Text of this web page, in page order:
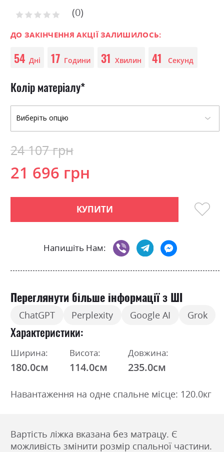
the
of
images
gallery
Рейтинг: 0
ДО ЗАКІНЧЕННЯ АКЦІЇ ЗАЛИШИЛОСЬ:
54 Дні 17 Години 31 Хвилин 40 Секунд
Колір матеріалу
21 696 грн
24 107 грн
КУПИТИ
Напишіть Нам:
Переглянути більше інформації з ШІ
ChatGPT Perplexity Google AI Grok
Характеристики
Ширина:
180.0см
Висота:
114.0см
Довжина:
235.0см
Навантаження на одне спальне місце: 120.0кг
Вартість ліжка вказана без матрацу. Є
можливість змінити розмір спальної частини.